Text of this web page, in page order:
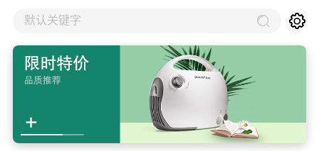
默认关键字